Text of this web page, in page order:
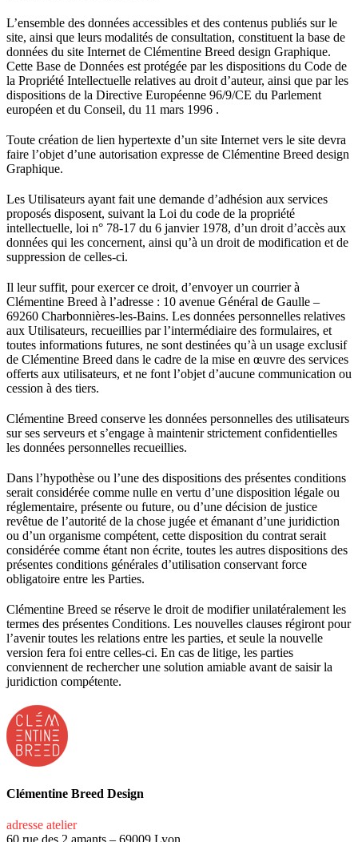
L’ensemble des données accessibles et des contenus publiés sur le
site, ainsi que leurs modalités de consultation, constituent la base de
données du site Internet de Clémentine Breed design Graphique.
Cette Base de Données est protégée par les dispositions du Code de
la Propriété Intellectuelle relatives au droit d’auteur, ainsi que par les
dispositions de la Directive Européenne 96/9/CE du Parlement
européen et du Conseil, du 11 mars 1996 .
Toute création de lien hypertexte d’un site Internet vers le site devra
faire l’objet d’une autorisation expresse de Clémentine Breed design
Graphique.
Les Utilisateurs ayant fait une demande d’adhésion aux services
proposés disposent, suivant la Loi du code de la propriété
intellectuelle, loi n° 78-17 du 6 janvier 1978, d’un droit d’accès aux
données qui les concernent, ainsi qu’à un droit de modification et de
suppression de celles-ci.
Il leur suffit, pour exercer ce droit, d’envoyer un courrier à
Clémentine Breed à l’adresse : 10 avenue Général de Gaulle –
69260 Charbonnières-les-Bains. Les données personnelles relatives
aux Utilisateurs, recueillies par l’intermédiaire des formulaires, et
toutes informations futures, ne sont destinées qu’à un usage exclusif
de Clémentine Breed dans le cadre de la mise en œuvre des services
offerts aux utilisateurs, et ne font l’objet d’aucune communication ou
cession à des tiers.
Clémentine Breed conserve les données personnelles des utilisateurs
sur ses serveurs et s’engage à maintenir strictement confidentielles
les données personnelles recueillies.
Dans l’hypothèse ou l’une des dispositions des présentes conditions
serait considérée comme nulle en vertu d’une disposition légale ou
réglementaire, présente ou future, ou d’une décision de justice
revêtue de l’autorité de la chose jugée et émanant d’une juridiction
ou d’un organisme compétent, cette disposition du contrat serait
considérée comme étant non écrite, toutes les autres dispositions des
présentes conditions générales d’utilisation conservant force
obligatoire entre les Parties.
Clémentine Breed se réserve le droit de modifier unilatéralement les
termes des présentes Conditions. Les nouvelles clauses régiront pour
l’avenir toutes les relations entre les parties, et seule la nouvelle
version fera foi entre celles-ci. En cas de litige, les parties
conviennent de rechercher une solution amiable avant de saisir la
juridiction compétente.
Clémentine Breed Design
adresse atelier